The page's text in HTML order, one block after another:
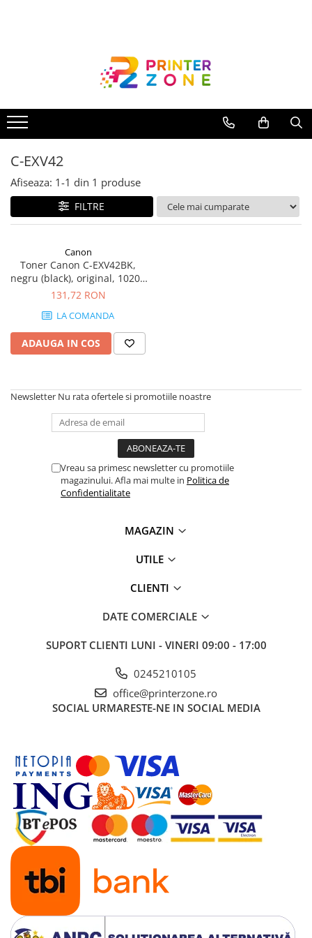
Imprimante cu jet
Multifunctionale laser
Multifunctionale cu jet
Imprimante etichete
Imprimante termice
Scanere
Accesorii imprimante
Accesorii multifunctionale
Piese schimb
Plottere
Consumabile imprimanta
Drum unit
Capete imprimare
Cartuse inkjet si cerneala
Filament imprimanta 3D
Ultrabookuri
Laptop-uri 2 in 1
Accesorii laptop
Mini PC AI
Piese si accesorii
Accesorii Printing
Ribbon
Desktop PC
PC Office
C-EXV42
Afiseaza: 1-1 din 1 produse
FILTRE
Canon
Toner Canon C-EXV42BK,
negru (black), original, 10200
pagini
131,72 RON
LA COMANDA
ADAUGA IN COS
Newsletter Nu rata ofertele si promotiile noastre
Vreau sa primesc newsletter cu promotiile
magazinului. Afla mai multe in Politica de
Confidentialitate
MAGAZIN
UTILE
CLIENTI
DATE COMERCIALE
SUPORT CLIENTI LUNI - VINERI 09:00 - 17:00
0245210105
office@printerzone.ro
SOCIAL URMARESTE-NE IN SOCIAL MEDIA